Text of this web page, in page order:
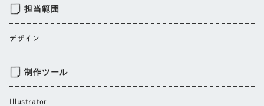
担当範囲
デザイン
制作ツール
Illustrator